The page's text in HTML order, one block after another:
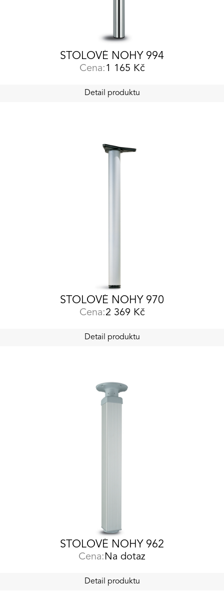
STOLOVÉ NOHY 994
Cena: 1 165 Kč
Detail produktu
STOLOVÉ NOHY 970
Cena:2 369 Kč
Detail produktu
STOLOVÉ NOHY 962
Cena: Na dotaz
Detail produktu